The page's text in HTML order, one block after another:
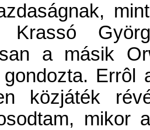
a másik
Errôl
közjáték
mikor